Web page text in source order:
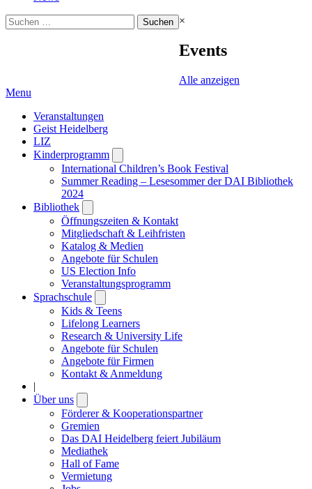
Suchen
nach:
×
Events
Alle anzeigen
Menu
Veranstaltungen
Geist Heidelberg
LIZ
Kinderprogramm
submenu
International Children’s Book Festival
Summer Reading – Lesesommer der DAI Bibliothek
2024
Bibliothek
submenu
Öffnungszeiten & Kontakt
Mitgliedschaft & Leihfristen
Katalog & Medien
Angebote für Schulen
US Election Info
Veranstaltungsprogramm
Sprachschule
submenu
Kids & Teens
Lifelong Learners
Research & University Life
Angebote für Schulen
Angebote für Firmen
Kontakt & Anmeldung
|
Über uns
submenu
Förderer & Kooperationspartner
Gremien
Das DAI Heidelberg feiert Jubiläum
Mediathek
Hall of Fame
Vermietung